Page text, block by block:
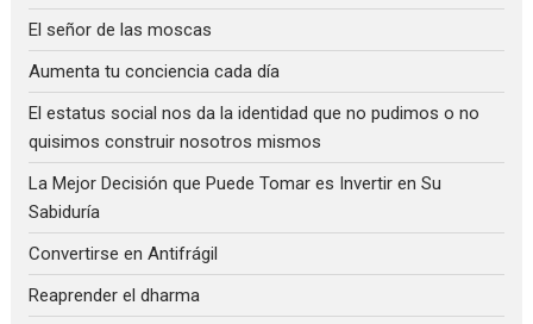
El señor de las moscas
Aumenta tu conciencia cada día
El estatus social nos da la identidad que no pudimos o no
quisimos construir nosotros mismos
La Mejor Decisión que Puede Tomar es Invertir en Su
Sabiduría
Convertirse en Antifrágil
Reaprender el dharma